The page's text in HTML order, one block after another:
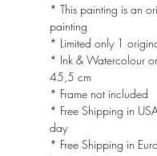
* This painting is an
painting
* Limited only 1
* Ink & Watercolour
45,5 cm
* Frame not included
* Free Shipping in
day
* Free Shipping in